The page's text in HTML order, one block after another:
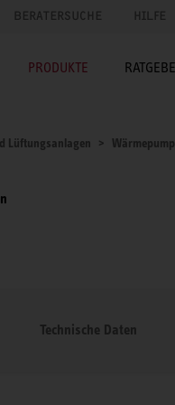
BERATERSUCHE HILFE
PRODUKTE
Lüftungsanlagen
Technische Daten